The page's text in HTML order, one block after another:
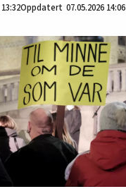
13:32 07.05.2026 14:06